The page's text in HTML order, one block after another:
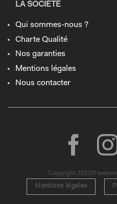
LA SOCIÉTÉ
Qui sommes-nous ?
Charte Qualité
Nos garanties
Mentions légales
Nous contacter
Copyright 2022©
Mentions légales